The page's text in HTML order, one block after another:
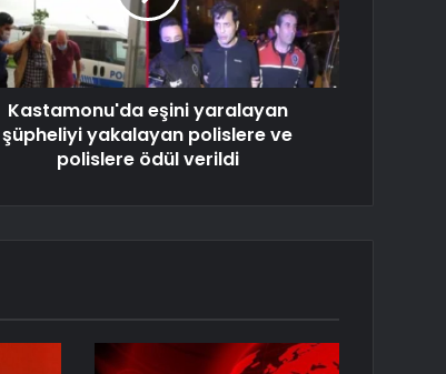
Kastamonu'da eşini yaralayan
şüpheliyi yakalayan polislere ve
polislere ödül verildi